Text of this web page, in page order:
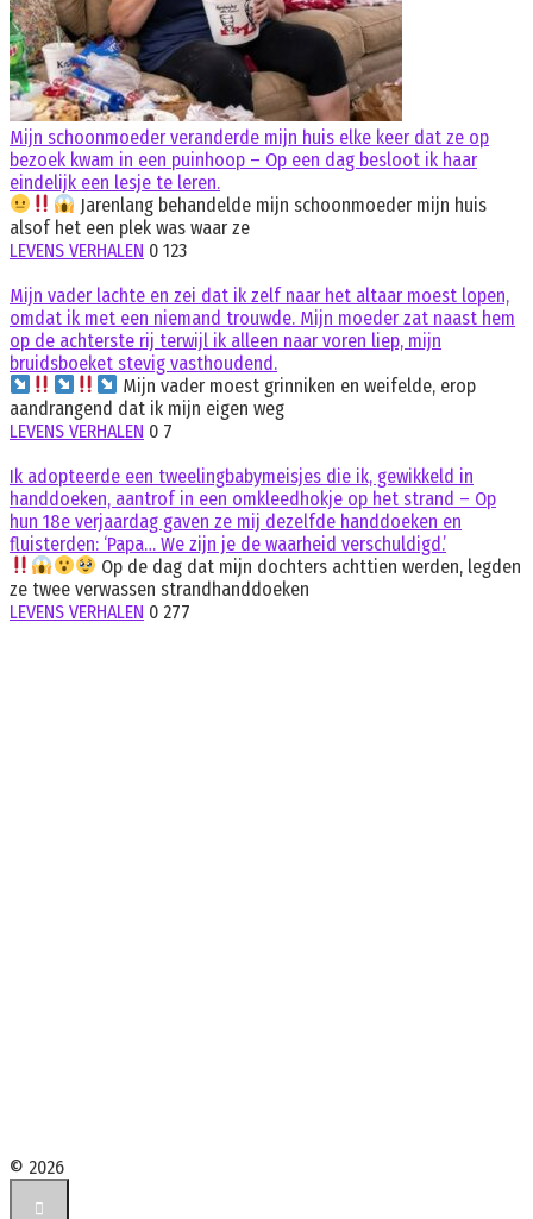
Mijn schoonmoeder veranderde mijn huis elke keer dat ze op
bezoek kwam in een puinhoop – Op een dag besloot ik haar
eindelijk een lesje te leren.
Jarenlang behandelde mijn schoonmoeder mijn huis
alsof het een plek was waar ze
LEVENS VERHALEN 0 123
Mijn vader lachte en zei dat ik zelf naar het altaar moest lopen,
omdat ik met een niemand trouwde. Mijn moeder zat naast hem
op de achterste rij terwijl ik alleen naar voren liep, mijn
bruidsboeket stevig vasthoudend.
Mijn vader moest grinniken en weifelde, erop
aandrangend dat ik mijn eigen weg
LEVENS VERHALEN 0 7
Ik adopteerde een tweelingbabymeisjes die ik, gewikkeld in
handdoeken, aantrof in een omkleedhokje op het strand – Op
hun 18e verjaardag gaven ze mij dezelfde handdoeken en
fluisterden: ‘Papa… We zijn je de waarheid verschuldigd.’
Op de dag dat mijn dochters achttien werden, legden
ze twee verwassen strandhanddoeken
LEVENS VERHALEN 0 277
© 2026